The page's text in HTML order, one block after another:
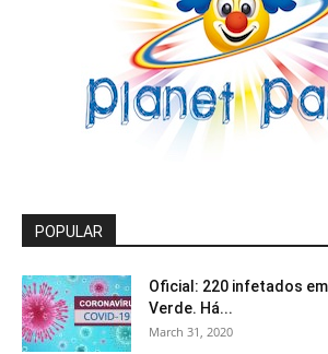
POPULAR
Oficial: 220 infetados
Verde. Há...
March 31, 2020